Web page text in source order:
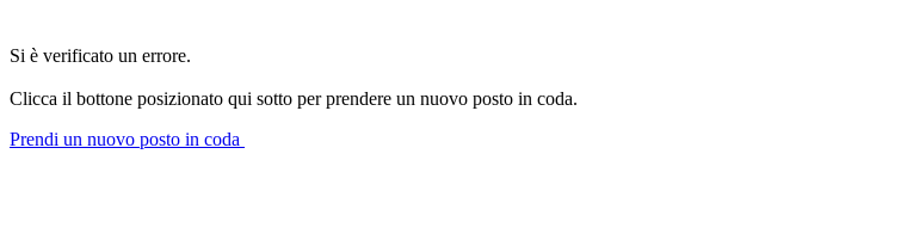
Si è verificato un errore.
Clicca il bottone posizionato qui sotto per prendere un nuovo posto in coda.
Prendi un nuovo posto in coda